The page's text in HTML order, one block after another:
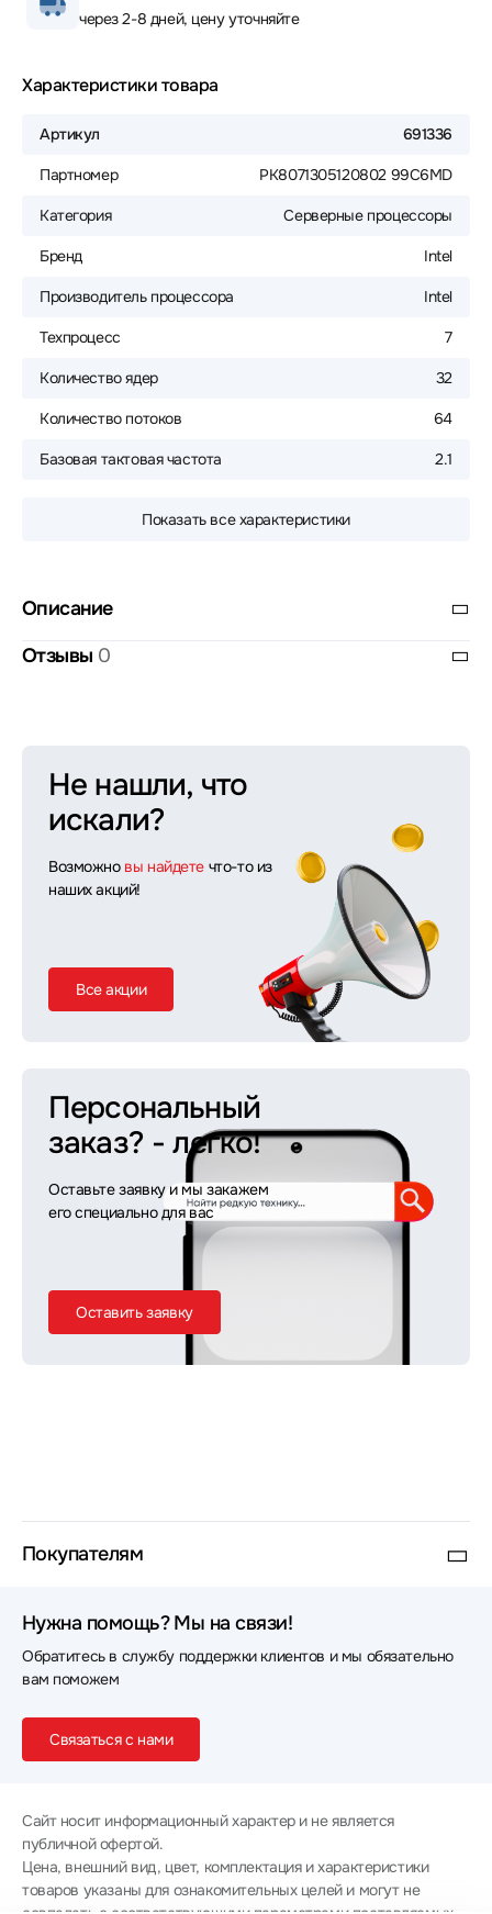
через 2-8 дней, цену уточняйте
Характеристики товара
Артикул 691336
Партномер PK8071305120802 99C6MD
Категория Серверные процессоры
Бренд Intel
Производитель процессора Intel
Техпроцесс 7
Количество ядер 32
Количество потоков 64
Базовая тактовая частота 2.1
Показать все характеристики
Описание
Отзывы 0
Не нашли, что
искали?
Возможно вы найдете что-то из
наших акций!
Все акции
Персональный
заказ? - легко!
Оставьте заявку и мы закажем
его специально для вас
Оставить заявку
Покупателям
Нужна помощь? Мы на связи!
Обратитесь в службу поддержки клиентов и мы обязательно
вам поможем
Связаться с нами
Сайт носит информационный характер и не является
публичной офертой.
Цена, внешний вид, цвет, комплектация и характеристики
товаров указаны для ознакомительных целей и могут не